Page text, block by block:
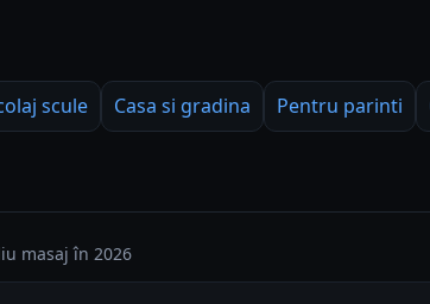
scule Casa si gradina Pentru parinti
masaj în 2026